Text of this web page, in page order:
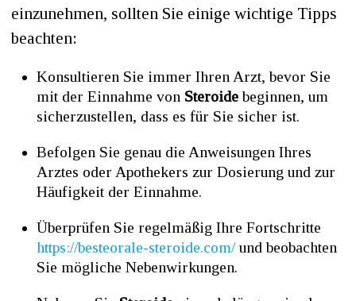
einzunehmen, sollten Sie einige wichtige Tipps
beachten:
Konsultieren Sie immer Ihren Arzt, bevor Sie
mit der Einnahme von Steroidebeginnen, um
sicherzustellen, dass es für Sie sicher ist.
Befolgen Sie genau die Anweisungen Ihres
Arztes oder Apothekers zur Dosierung und zur
Häufigkeit der Einnahme.
Überprüfen Sie regelmäßig Ihre Fortschritte
https://besteorale-steroide.com/und beobachten
Sie mögliche Nebenwirkungen.